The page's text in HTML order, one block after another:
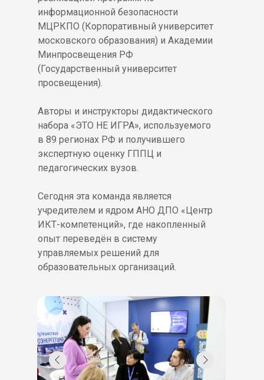
информационной безопасности
МЦРКПО (Корпоративный университет
московского образования) и Академии
Минпросвещения РФ
(Государственный университет
просвещения).
Авторы и инструкторы дидактического
набора «ЭТО НЕ ИГРА», используемого
в 89 регионах РФ и получившего
экспертную оценку ГППЦ и
педагогических вузов.
Сегодня эта команда является
учредителем и ядром АНО ДПО «Центр
ИКТ-компетенций», где накопленный
опыт переведён в систему
управляемых решений для
образовательных организаций.